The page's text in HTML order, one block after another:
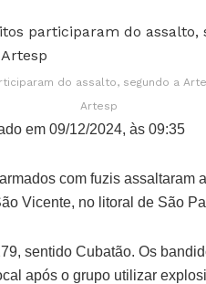
do assalto, segundo a
Artesp
em 09/12/2024, às 09:35
com fuzis
Vicente, no litoral de São
sentido Cubatão. Os
após o grupo utilizar